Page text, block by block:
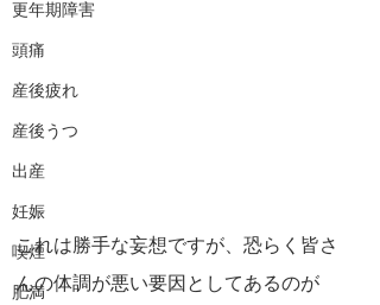
更年期障害
頭痛
産後疲れ
産後うつ
出産
妊娠
喫煙
肥満
これは勝手な妄想ですが、恐らく皆さ
んの体調が悪い要因としてあるのが